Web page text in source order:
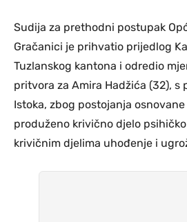
Sudija za prethodni postupak
Gračanici je prihvatio prijedlog
Tuzlanskog kantona i odredio
pritvora za Amira Hadžića (32), s
Istoka, zbog postojanja
produženo krivično djelo
krivičnim djelima uhođenje i